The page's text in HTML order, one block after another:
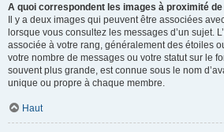
A quoi correspondent les images à proximité de
Il y a deux images qui peuvent être associées
lorsque vous consultez les messages d’un sujet.
associée à votre rang, généralement des étoiles
votre nombre de messages ou votre statut sur le
souvent plus grande, est connue sous le nom
unique ou propre à chaque membre.
Haut